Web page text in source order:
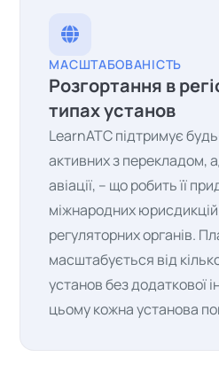
МАСШТАБОВАНІСТЬ
Розгортання в
типах установ
LearnATC підтримує
активних з перекладом,
авіації, – що робить її
міжнародних
регуляторних органів.
масштабується від
установ без додаткової
цьому кожна установа